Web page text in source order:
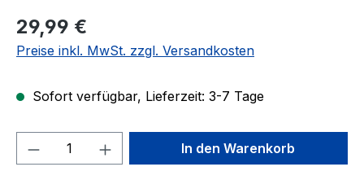
Regulärer Preis:
29,99 €
Preise inkl. MwSt. zzgl. Versandkosten
Sofort verfügbar, Lieferzeit: 3-7 Tage
Produkt Anzahl: Gib denIn den Warenkorb